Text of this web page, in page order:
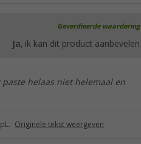
Geverifieerde waardering
Ja, ik kan dit product aanbevelen
helaas niet helemaal en
Originele tekst weergeven